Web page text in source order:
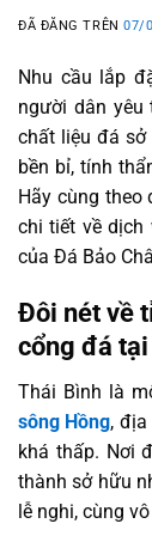
ĐÃ ĐĂNG TRÊN07/
Nhu cầu lắp
người dân yêu
chất liệu đá
bền bỉ, tính
Hãy cùng theo
chi tiết về dịch
của Đá Bảo
Đôi nét về
cổng đá
Thái Bình là
sông Hồng,
khá thấp. Nơi
thành sở hữu
lễ nghi, cùng